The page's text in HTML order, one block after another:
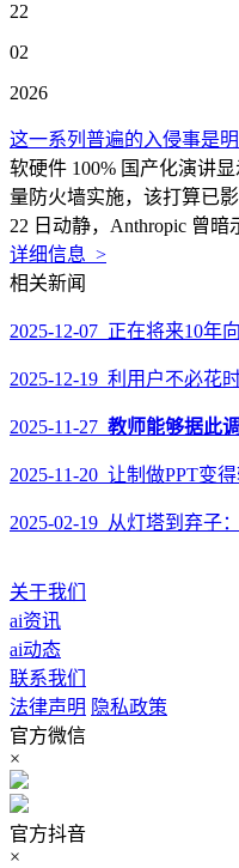
22
02
2026
这一系列普遍的入侵事是
软硬件 100% 国产化演讲
量防火墙实施，该打算已
22 日动静，Anthropic 曾暗
详细信息 >
相关新闻
2025-12-07 正在将来10年
2025-12-19 利用户不必花
2025-11-27 教师能够据此
2025-11-20 让制做PPT变
2025-02-19 从灯塔到弃子
关于我们
ai资讯
ai动态
联系我们
法律声明 隐私政策
官方微信
×
官方抖音
×